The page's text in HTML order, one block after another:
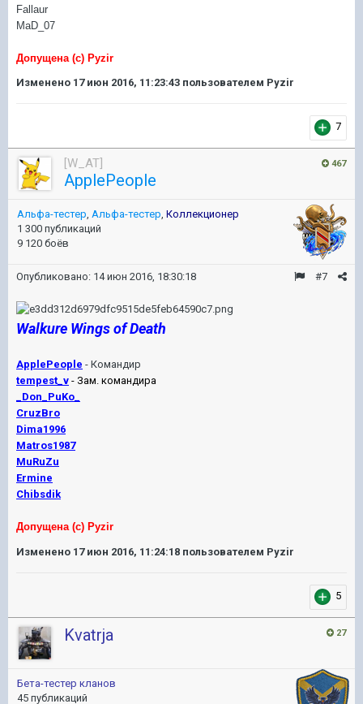
Fallaur
MaD_07
Допущена (с) Pyzir
Изменено 17 июн 2016, 11:23:43 пользователем Pyzir
7
467
[W_AT]
ApplePeople
Альфа-тестер Альфа-тестер Коллекционер
1 300 публикаций
9 120 боёв
#7
Опубликовано: 14 июн 2016, 18:30:18
Walkure Wings of Death
ApplePeople - Командир
tempest_v - Зам. командира
_Don_PuKo_
CruzBro
Dima1996
Matros1987
MuRuZu
Ermine
Chibsdik
Допущена (с) Pyzir
Изменено 17 июн 2016, 11:24:18 пользователем Pyzir
5
27
Kvatrja
Бета-тестер кланов
45 публикаций